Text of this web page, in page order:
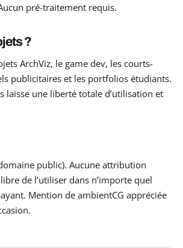
pré-traitement requis.
?
ArchViz, le game dev, les courts-
publicitaires et les portfolios étudiants.
laisse une liberté totale d’utilisation et
public). Aucune attribution
de l’utiliser dans n’importe quel
Mention de ambientCG appréciée